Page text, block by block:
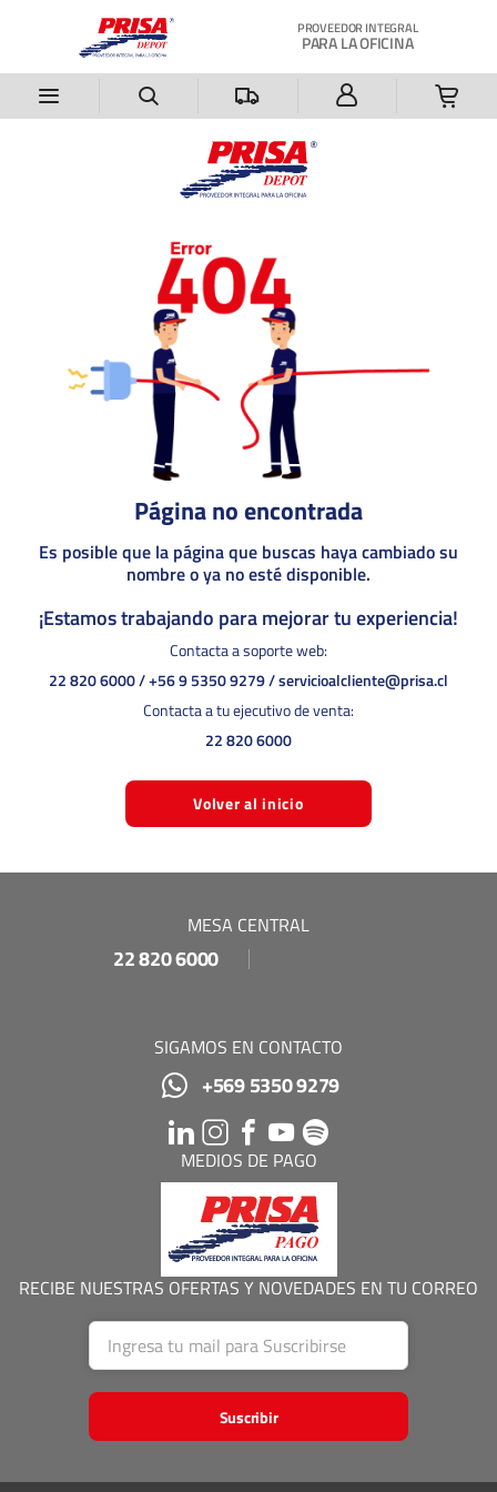
PROVEEDOR INTEGRAL
PARA LA OFICINA
Página no encontrada
Es posible que la página que buscas haya cambiado su
nombre o ya no esté disponible.
¡Estamos trabajando para mejorar tu experiencia!
Contacta a soporte web:
22 820 6000/+56 9 5350 9279/servicioalcliente@prisa.cl
Contacta a tu ejecutivo de venta:
22 820 6000
Volver al inicio
MESA CENTRAL
22 820 6000
SIGAMOS EN CONTACTO
+569 5350 9279
MEDIOS DE PAGO
RECIBE NUESTRAS OFERTAS Y NOVEDADES EN TU CORREO
Suscribir